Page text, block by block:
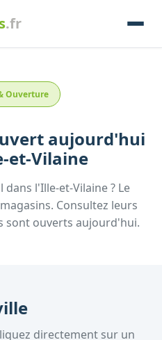
.fr
Ouverture
aujourd'hui
et-Vilaine
dans l'Ille-et-Vilaine? Le
Consultez leurs
sont ouverts aujourd'hui.
directement sur un